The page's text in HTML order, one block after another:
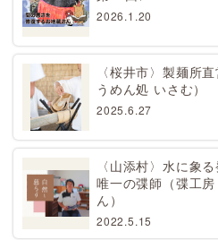
2026.1.20
〈桜井市〉製麺所
うめん処 いさむ）
2025.6.27
〈山添村〉水に象
唯一の弽師（弽工
ん）
2022.5.15